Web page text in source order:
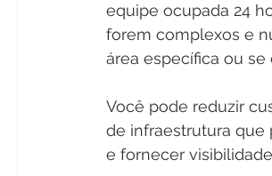
equipe ocupada 24
forem complexos e
área específica ou
Você pode reduzir
de infraestrutura que
e fornecer